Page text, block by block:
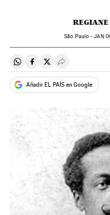
São Paulo -JAN
Compartir en Whatsapp
Compartir en Facebook
Compartir en
Desplegar
Añadir EL PAÍS en Google